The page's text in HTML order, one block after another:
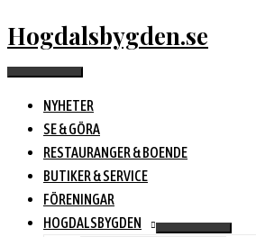
till
innehåll
Hogdalsbygden.se
Huvudmeny
NYHETER
SE & GÖRA
RESTAURANGER & BOENDE
BUTIKER & SERVICE
FÖRENINGAR
HOGDALSBYGDEN